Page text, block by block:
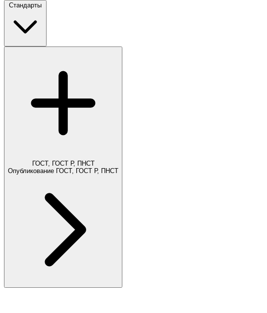
Стандарты
ГОСТ, ГОСТ Р, ПНСТ
Опубликование ГОСТ, ГОСТ Р, ПНСТ